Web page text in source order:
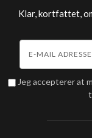
Klar, kortfattet,
Jeg accepterer at